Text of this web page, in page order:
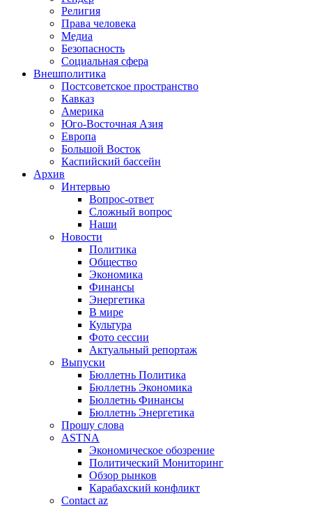
Религия
Права человека
Медиа
Безопасность
Социальная сфера
Внешполитика
Постсоветское пространство
Кавказ
Америка
Юго-Восточная Азия
Европа
Большой Восток
Каспийский бассейн
Архив
Интервью
Вопрос-ответ
Сложный вопрос
Наши
Новости
Политика
Общество
Экономика
Финансы
Энергетика
В мире
Культура
Фото сессии
Актуальный репортаж
Выпуски
Бюллетнь Политика
Бюллетнь Экономика
Бюллетнь Финансы
Бюллетнь Энергетика
Прошу слова
ASTNA
Экономическое обозрение
Политический Мониторинг
Обзор рынков
Карабахский конфликт
Contact az